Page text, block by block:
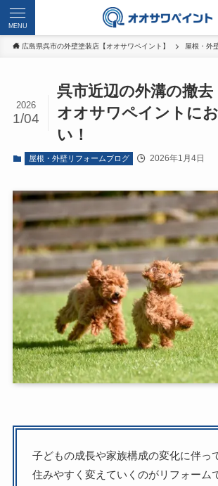
MENU
広島県呉市の外壁塗装店【オオサワペイント】 屋根・外
呉市近辺の外溝の撤去
オオサワペイントに
い！
2026
1/04
屋根・外壁リフォームブログ 2026年1月4日
子どもの成長や家族構成の変化に伴っ
住みやすく変えていくのがリフォーム